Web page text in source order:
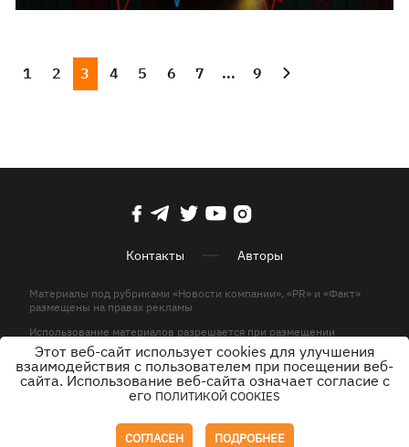
1 2 3 4 5 6 7 ... 9
Контакты Авторы
Материалы под рубриками «Новости компании», «PR» и «Факт»
размещены на правах рекламы
Использование материалов разрешается при размещении
активной гиперссылки на KP.UA в первом абзаце.
© ООО «ЮЛАВ МЕДИА»,2026. Все права защищены.
Этот веб-сайт использует cookies для улучшения
взаимодействия с пользователем при посещении веб-
сайта. Использование веб-сайта означает согласие с
его ПОЛИТИКОЙ COOKIES
СОГЛАСЕН ПОДРОБНЕЕ